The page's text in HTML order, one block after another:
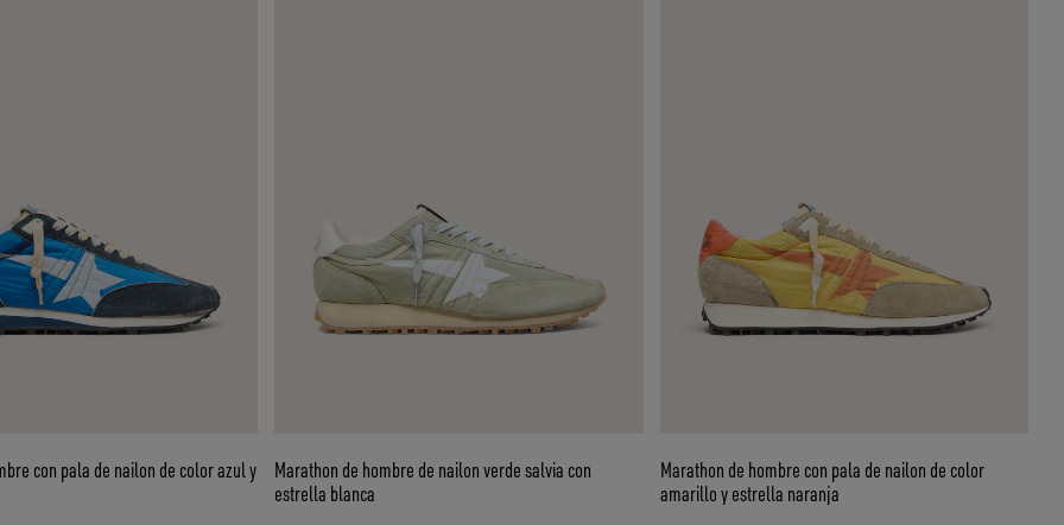
con pala de nailon de color azul y
Marathon de hombre de nailon verde salvia con
estrella blanca
Marathon de hombre con pala de nailon de color
amarillo y estrella naranja